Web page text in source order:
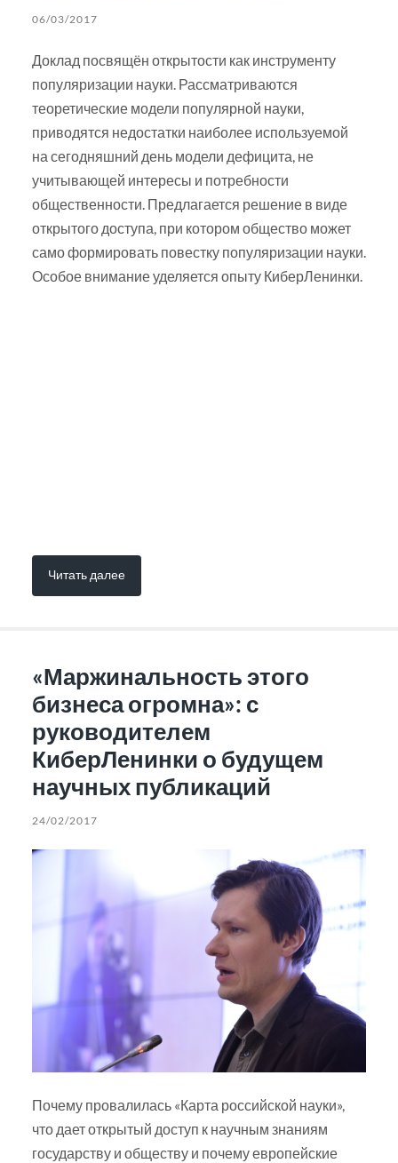
06/03/2017
Доклад посвящён открытости как инструменту
популяризации науки. Рассматриваются
теоретические модели популярной науки,
приводятся недостатки наиболее используемой
на сегодняшний день модели дефицита, не
учитывающей интересы и потребности
общественности. Предлагается решение в виде
открытого доступа, при котором общество может
само формировать повестку популяризации науки.
Особое внимание уделяется опыту КиберЛенинки.
Читать далее
«Маржинальность этого
бизнеса огромна»: с
руководителем
КиберЛенинки о будущем
научных публикаций
24/02/2017
Почему провалилась «Карта российской науки»,
что дает открытый доступ к научным знаниям
государству и обществу и почему европейские